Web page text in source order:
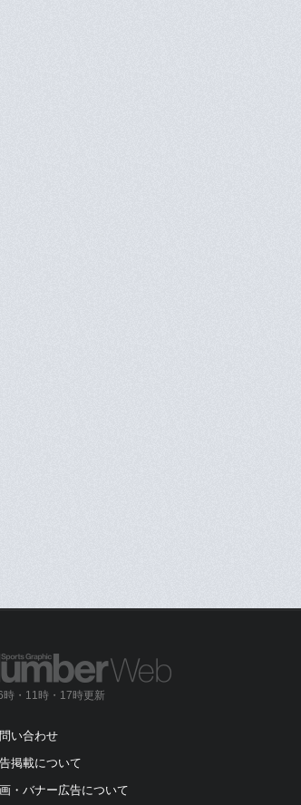
時・11時・17時更新
い合わせ
掲載について
・バナー広告について